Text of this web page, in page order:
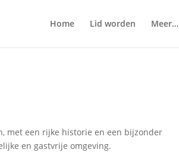
Home Lid worden Meer…
met een rijke historie en een bijzonder
en gastvrije omgeving.